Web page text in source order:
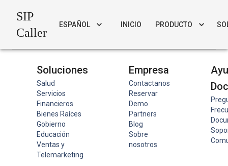
SIP
Caller
ESPAÑOL INICIO PRODUCTO
Soluciones
Salud
Servicios
Financieros
Bienes Raíces
Gobierno
Educación
Ventas y
Telemarketing
Empresa
Contactanos
Reservar
Demo
Partners
Blog
Sobre
nosotros